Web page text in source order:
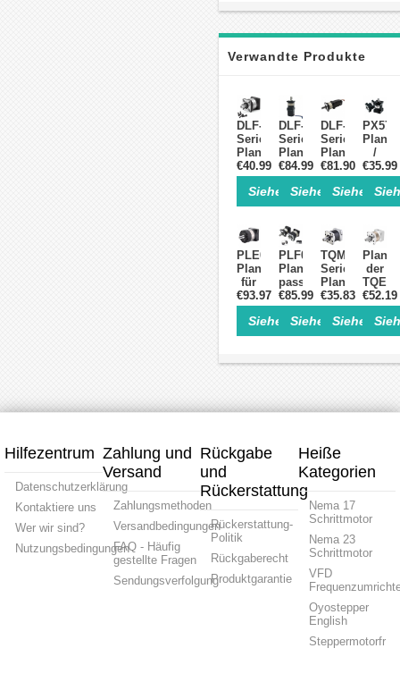
Verwandte Produkte
DLF-
Serie
Planetengetriebe
für
NEMA
23-
Schrittmotoren,
Eingang
(6,35mm/8mm)
€40.99
Siehe Einzelheiten>
DLF-
Serie
Planetengetriebe
mit
Integrierter
NEMA
23-
Kit
(1,8°/1,2nm)
€84.99
Siehe
DLF-
Serie
mit
Integrierter
2Nm-
NEMA23-
Kit
(14mm
Ausgang)
€81.90
Siehe
PX57
/
für
NEMA
23
€35.99
PLE060
Planetengetriebe
für
NEMA23-
Schrittmotoren
/
200W/400W
AC-
€93.97
Siehe Einzelheiten>
PLF060
Planetengetriebe
passend
für
NEMA
23-
Schrittmotoren
60mm-
€85.99
Siehe
TQMG-
Serie
20:1
Spiel
50
arc-
ür
23
€35.83
Siehe
der
TQEG-
Serie
5:1
für
23
Welle
€52.19
Hilfezentrum
Datenschutzerklärung
Kontaktiere uns
Wer wir sind?
Nutzungsbedingungen
Zahlung und
Versand
Zahlungsmethoden
Versandbedingungen
FAQ - Häufig
gestellte Fragen
Sendungsverfolgung
Rückgabe
und
Rückerstattung
Rückerstattung-
Politik
Rückgaberecht
Produktgarantie
Heiße
Kategorien
Nema 17
Schrittmotor
Nema 23
Schrittmotor
VFD
Oyostepper
English
Steppermotorfr